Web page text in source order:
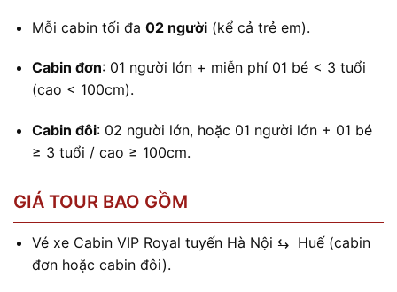
Mỗi cabin tối đa 02 người(kể cả trẻ em).
Cabin đơn: 01 người lớn + miễn phí 01 bé < 3 tuổi
(cao < 100cm).
Cabin đôi: 02 người lớn, hoặc 01 người lớn + 01 bé
≥ 3 tuổi / cao ≥ 100cm.
GIÁ TOUR BAO GỒM
Vé xe Cabin VIP Royal tuyến Hà Nội ⇆ Huế (cabin
đơn hoặc cabin đôi).